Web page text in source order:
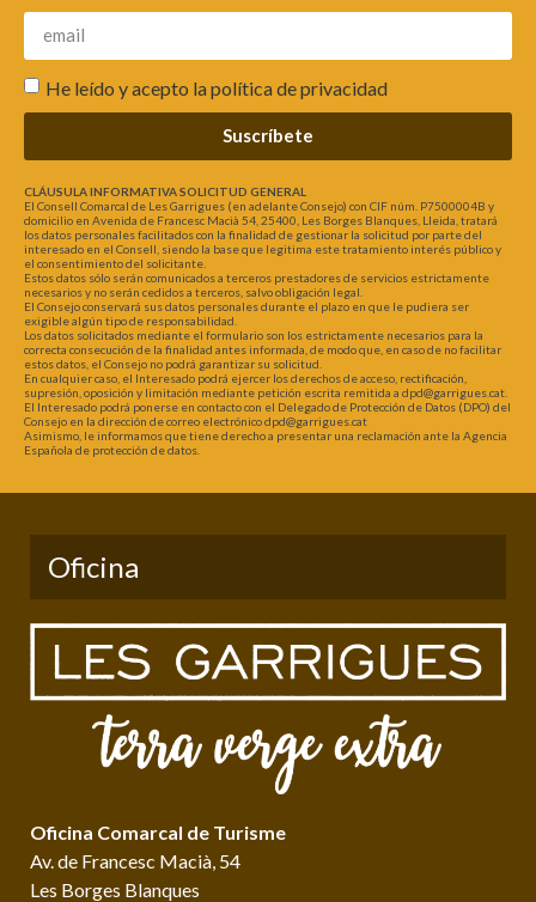
He leído y acepto lapolítica de privacidad
Suscríbete
CLÁUSULA INFORMATIVA SOLICITUD GENERAL
El Consell Comarcal de Les Garrigues (en adelante Consejo) con CIF núm. P7500004B y
domicilio en Avenida de Francesc Macià 54, 25400, Les Borges Blanques, Lleida, tratará
los datos personales facilitados con la finalidad de gestionar la solicitud por parte del
interesado en el Consell, siendo la base que legitima este tratamiento interés público y
el consentimiento del solicitante.
Estos datos sólo serán comunicados a terceros prestadores de servicios estrictamente
necesarios y no serán cedidos a terceros, salvo obligación legal.
El Consejo conservará sus datos personales durante el plazo en que le pudiera ser
exigible algún tipo de responsabilidad.
Los datos solicitados mediante el formulario son los estrictamente necesarios para la
correcta consecución de la finalidad antes informada, de modo que, en caso de no facilitar
estos datos, el Consejo no podrá garantizar su solicitud.
En cualquier caso, el Interesado podrá ejercer los derechos de acceso, rectificación,
supresión, oposición y limitación mediante petición escrita remitida a dpd@garrigues.cat.
El Interesado podrá ponerse en contacto con el Delegado de Protección de Datos (DPO) del
Consejo en la dirección de correo electrónico dpd@garrigues.cat
Asimismo, le informamos que tiene derecho a presentar una reclamación ante la Agencia
Española de protección de datos.
Oficina
Oficina Comarcal de Turisme
Av. de Francesc Macià, 54
Les Borges Blanques